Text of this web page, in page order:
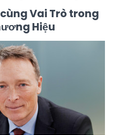
Vai Trò trong
Hiệu